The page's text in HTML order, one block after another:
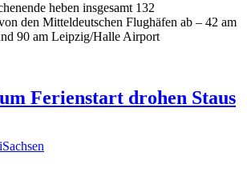
heben insgesamt 132
den Mitteldeutschen Flughäfen ab – 42 am
90 am Leipzig/Halle Airport
Ferienstart drohen Staus